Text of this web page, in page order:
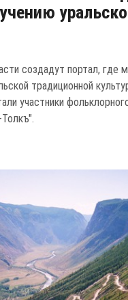
создадут портал, где
традиционной
участники